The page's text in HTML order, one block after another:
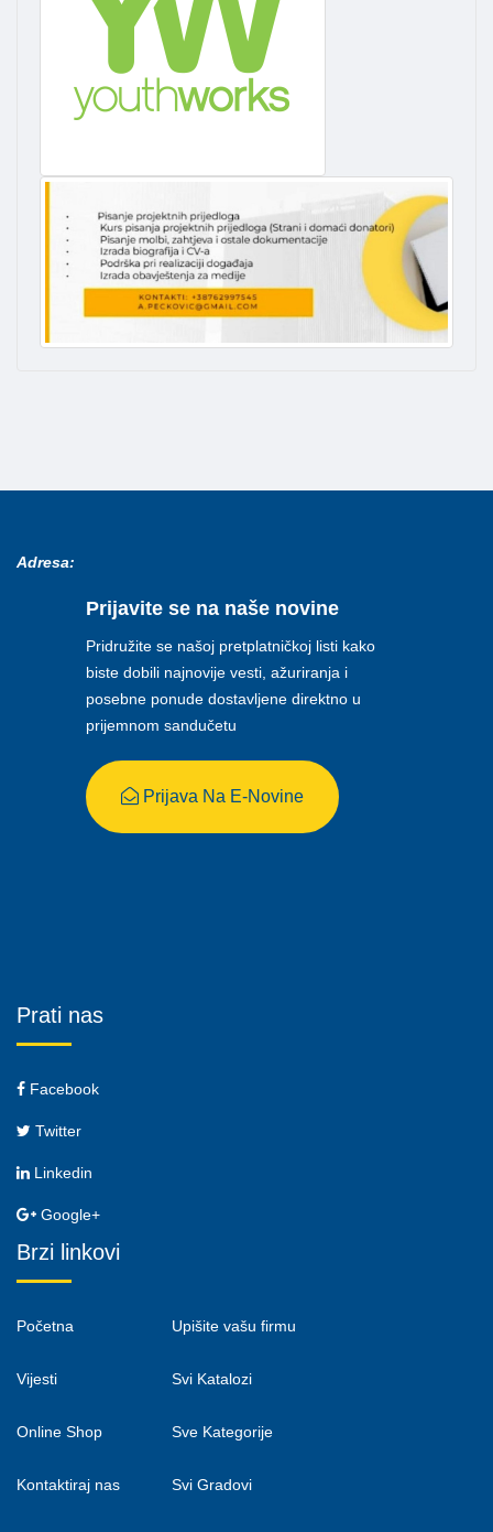
Adresa:
Prijavite se na naše novine
Pridružite se našoj pretplatničkoj listi kako
biste dobili najnovije vesti, ažuriranja i
posebne ponude dostavljene direktno u
prijemnom sandučetu
Prijava Na E-Novine
Prati nas
Facebook
Twitter
Linkedin
Google+
Brzi linkovi
Početna
Vijesti
Online Shop
Kontaktiraj nas
Upišite vašu firmu
Svi Katalozi
Sve Kategorije
Svi Gradovi